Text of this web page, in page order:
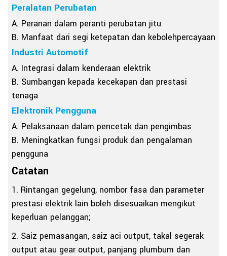
Peralatan Perubatan
A. Peranan dalam peranti perubatan jitu
B. Manfaat dari segi ketepatan dan kebolehpercayaan
Industri Automotif
A. Integrasi dalam kenderaan elektrik
B. Sumbangan kepada kecekapan dan prestasi
tenaga
Elektronik Pengguna
A. Pelaksanaan dalam pencetak dan pengimbas
B. Meningkatkan fungsi produk dan pengalaman
pengguna
Catatan
1. Rintangan gegelung, nombor fasa dan parameter
prestasi elektrik lain boleh disesuaikan mengikut
keperluan pelanggan;
2. Saiz pemasangan, saiz aci output, takal segerak
output atau gear output, panjang plumbum dan